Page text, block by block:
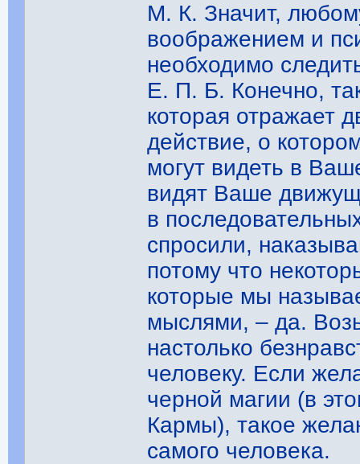
М. К. Значит,
воображением и
необходимо
Е. П. Б. Конечно,
которая отражает
действие, о
могут видеть в
видят Ваше
в
спросили,
потому что
которые мы
мыслями, – да.
настолько
человеку. Если
черной магии (в
Кармы), такое
самого человека.